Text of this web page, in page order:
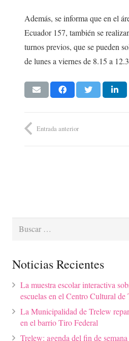
Además, se informa que en el
Ecuador 157, también se
turnos previos, que se pueden
de lunes a viernes de 8.15 a
Entrada anterior
Buscar:
Noticias Recientes
La muestra escolar interactiva
escuelas en el Centro Cultural de
La Municipalidad de Trelew
en el barrio Tiro Federal
Trelew: agenda del fin de semana